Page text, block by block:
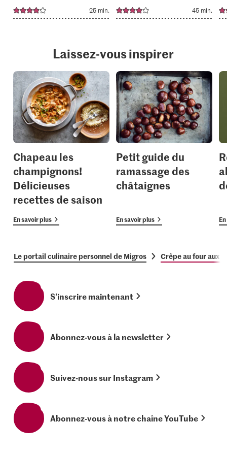
25 min. 45 min.
Laissez-vous inspirer
Chapeau les
champignons!
Délicieuses
recettes de saison
En savoir plus
Petit guide du
ramassage des
châtaignes
En savoir plus
Le portail culinaire personnel de Migros Crêpe au four aux
S’inscrire maintenant
Abonnez-vous à la newsletter
Suivez-nous sur Instagram
Abonnez-vous à notre chaîne YouTube